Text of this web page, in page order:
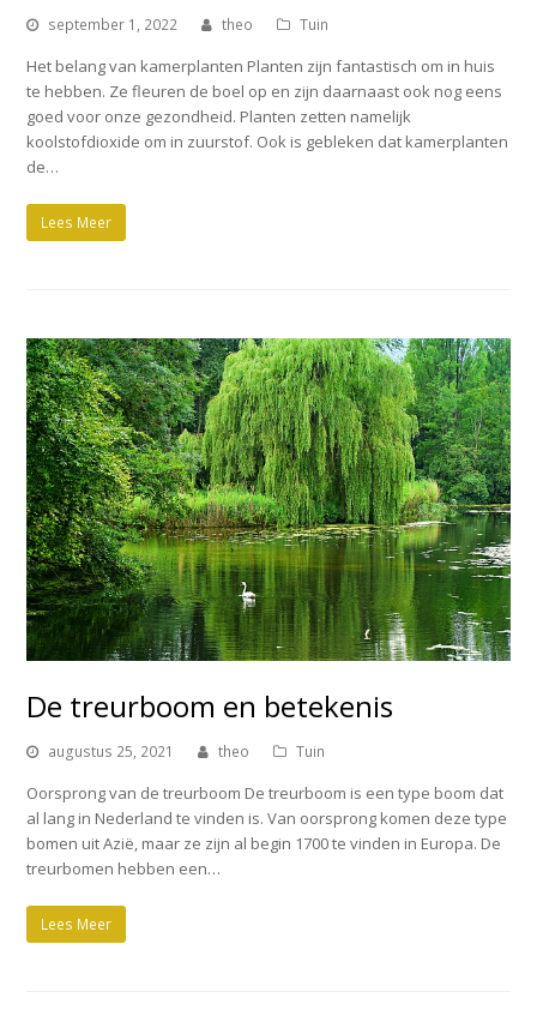
september 1, 2022 theo Tuin
Het belang van kamerplanten Planten zijn fantastisch om in huis
te hebben. Ze fleuren de boel op en zijn daarnaast ook nog eens
goed voor onze gezondheid. Planten zetten namelijk
koolstofdioxide om in zuurstof. Ook is gebleken dat kamerplanten
de…
Lees Meer
De treurboom en betekenis
augustus 25, 2021 theo Tuin
Oorsprong van de treurboom De treurboom is een type boom dat
al lang in Nederland te vinden is. Van oorsprong komen deze type
bomen uit Azië, maar ze zijn al begin 1700 te vinden in Europa. De
treurbomen hebben een…
Lees Meer